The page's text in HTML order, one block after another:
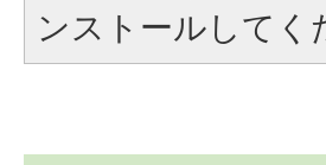
ンストールしてく